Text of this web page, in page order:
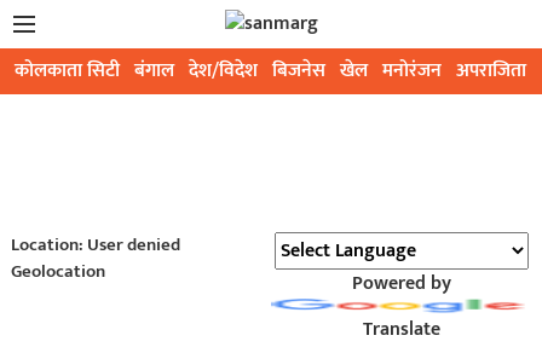
कोलकाता सिटी बंगाल देश/विदेश बिजनेस खेल मनोरंजन अपराजिता
Location: User denied
Geolocation
Powered by
Translate